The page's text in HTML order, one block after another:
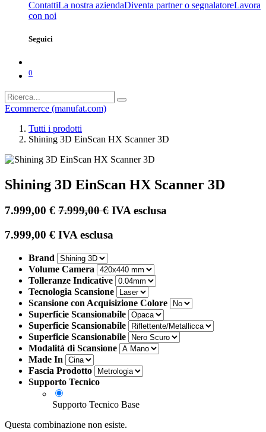
ContattiLa nostra aziendaDiventa partner o segnalatoreLavora
con noi
Seguici
0
Ecommerce (manufat.com)
Tutti i prodotti
Shining 3D EinScan HX Scanner 3D
Shining 3D EinScan HX Scanner 3D
7.999,00 € 7.999,00€ IVA esclusa
7.999,00 € IVA esclusa
Brand
Volume Camera
Tolleranze Indicative
Tecnologia Scansione
Scansione con Acquisizione Colore
Superficie Scansionabile
Superficie Scansionabile
Superficie Scansionabile
Modalità di Scansione
Made In
Fascia Prodotto
Supporto Tecnico
Supporto Tecnico Base
Questa combinazione non esiste.